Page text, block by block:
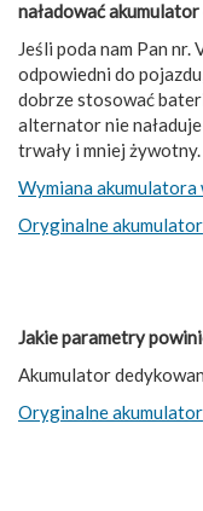
naładować
Jeśli poda nam Pan
odpowiedni do
dobrze stosować
alternator nie
trwały i mniej żywotny.
Wymiana
Oryginalne
Jakie parametry
Akumulator
Oryginalne